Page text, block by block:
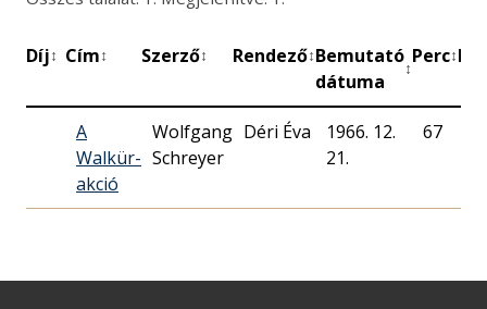
Díj↕ Cím↕ Szerző↕ Rendező↕Bemutató
dátuma
↕
Perc↕
A
Walkür-
akció
Wolfgang
Schreyer
Déri Éva
1966. 12.
21.
67